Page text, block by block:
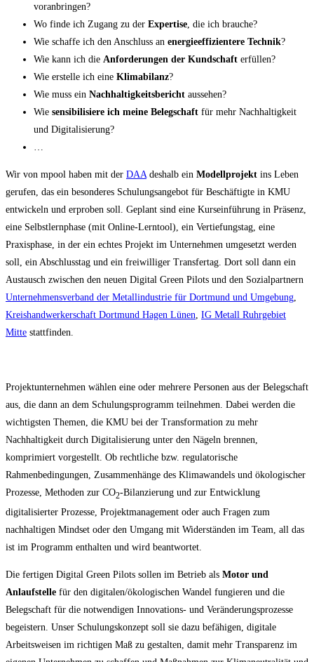
voranbringen?
Wo finde ich Zugang zu der Expertise , die ich brauche?
Wie schaffe ich den Anschluss an energieeffizientere Technik?
Wie kann ich die Anforderungen der Kundschaft erfüllen?
Wie erstelle ich eine Klimabilanz?
Wie muss ein Nachhaltigkeitsbericht aussehen?
Wie sensibilisiere ich meine Belegschaft für mehr Nachhaltigkeit
und Digitalisierung?
Wir von mpool haben mit der DAA deshalb ein Modellprojekt ins Leben
gerufen, das ein besonderes Schulungsangebot für Beschäftigte in KMU
entwickeln und erproben soll. Geplant sind eine Kurseinführung in Präsenz,
eine Selbstlernphase (mit Online-Lerntool), ein Vertiefungstag, eine
Praxisphase, in der ein echtes Projekt im Unternehmen umgesetzt werden
soll, ein Abschlusstag und ein freiwilliger Transfertag. Dort soll dann ein
Austausch zwischen den neuen Digital Green Pilots und den Sozialpartnern
Unternehmensverband der Metallindustrie für Dortmund und Umgebung
Kreishandwerkerschaft Dortmund Hagen Lünen IG Metall Ruhrgebiet
Mitte stattfinden.
Projektunternehmen wählen eine oder mehrere Personen aus der Belegschaft
aus, die dann an dem Schulungsprogramm teilnehmen. Dabei werden die
wichtigsten Themen, die KMU bei der Transformation zu mehr
Nachhaltigkeit durch Digitalisierung unter den Nägeln brennen,
komprimiert vorgestellt. Ob rechtliche bzw. regulatorische
Rahmenbedingungen, Zusammenhänge des Klimawandels und ökologischer
Prozesse, Methoden zur CO2-Bilanzierung und zur Entwicklung
digitalisierter Prozesse, Projektmanagement oder auch Fragen zum
nachhaltigen Mindset oder den Umgang mit Widerständen im Team, all das
ist im Programm enthalten und wird beantwortet.
Die fertigen Digital Green Pilots sollen im Betrieb als Motor und
Anlaufstelle für den digitalen/ökologischen Wandel fungieren und die
Belegschaft für die notwendigen Innovations- und Veränderungsprozesse
begeistern. Unser Schulungskonzept soll sie dazu befähigen, digitale
Arbeitsweisen im richtigen Maß zu gestalten, damit mehr Transparenz im